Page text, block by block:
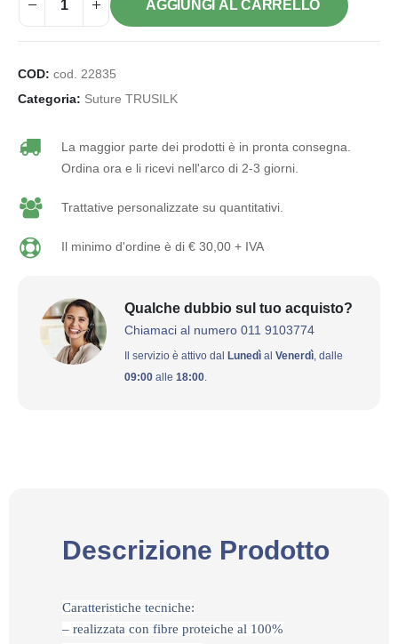
AGGIUNGI AL CARRELLO
COD: cod. 22835
Categoria: Suture TRUSILK
La maggior parte dei prodotti è in pronta consegna.
Ordina ora e li ricevi nell'arco di 2-3 giorni.
Trattative personalizzate su quantitativi.
Il minimo d'ordine è di € 30,00 + IVA
Qualche dubbio sul tuo acquisto?
Chiamaci al numero 011 9103774
Il servizio è attivo dal Lunedì al Venerdì, dalle
09:00 alle 18:00.
Descrizione Prodotto
Caratteristiche tecniche:
– realizzata con fibre proteiche al 100%